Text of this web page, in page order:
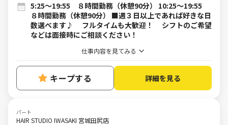
5:25～19:55 ８時間勤務（休憩90分） 10:25～19:55
８時間勤務（休憩90分） ■週３日以上であれば好きな日
数選べます♪ フルタイムも大歓迎！ シフトのご希望
などは面接時にご相談ください！
仕事内容を見てみる
キープする 詳細を見る
パート
HAIR STUDIO IWASAKI 宮城田尻店